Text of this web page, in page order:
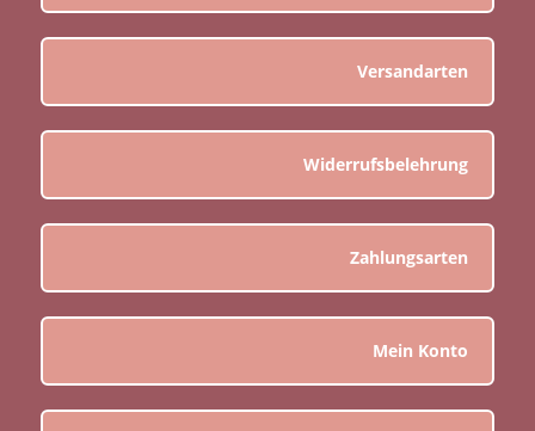
Versandarten
Widerrufsbelehrung
Zahlungsarten
Mein Konto